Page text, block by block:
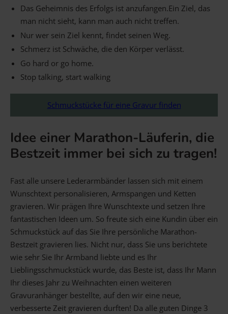
Das Geheimnis des Erfolgs ist anzufangen.Ein Ziel, das
man nicht sieht, kann man auch nicht treffen.
Nur wer sein Ziel kennt, findet seinen Weg.
Schmerz ist Schwäche, die den Körper verlässt.
Go hard or go home.
Stop talking, start walking
Schmuckstücke für eine Gravur finden
Idee einer Marathon-Läuferin, die
Bestzeit immer bei sich zu tragen!
Fast alle unsere Lederarmbänder lassen sich mit einem
Wunschtext personalisieren, Armspangen und Ketten
gravieren. Wir prägen Ihre Wunschtexte und setzen Ihre
fantastischen Ideen um. So freute sich eine Kundin über ein
Schmuckstück auf das Sie Ihre persönliche Marathon-
Bestzeit gravieren lies. Nicht nur, dass Sie uns berichtete
wie sehr Sie Ihr Armband liebte und es Ihr
Lieblingsschmuckstück wurde, das Beste ist, dass Ihr Mann
Ihr dieses Jahr zu Weihnachten einen weiteren
Gravuranhänger bestellte, auf den wir eine neue,
verbesserte Zeit gravieren durften! Da alle guten Dinge 3